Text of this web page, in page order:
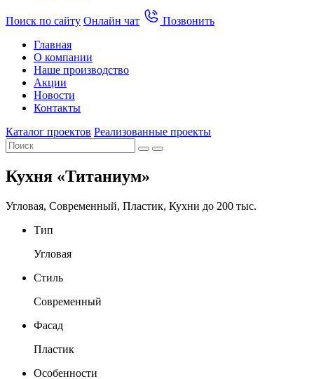
Поиск по сайту Онлайн чат
Позвонить
Главная
О компании
Наше производство
Акции
Новости
Контакты
Каталог проектов Реализованные проекты
Кухня «Титаниум»
Угловая, Современный, Пластик, Кухни до 200 тыс.
Тип
Угловая
Стиль
Современный
Фасад
Пластик
Особенности